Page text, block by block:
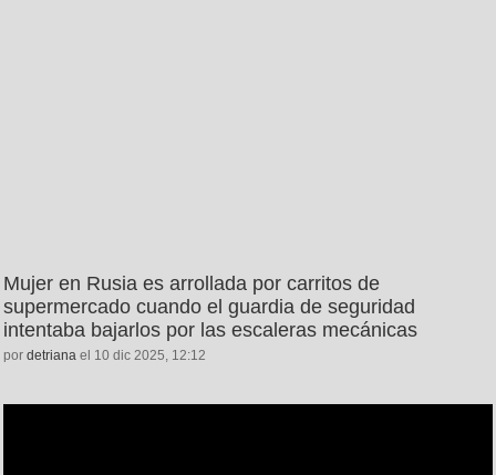
Mujer en Rusia es arrollada por carritos de
supermercado cuando el guardia de seguridad
intentaba bajarlos por las escaleras mecánicas
por detriana el 10 dic 2025, 12:12